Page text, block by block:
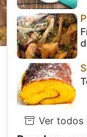
Ver todos